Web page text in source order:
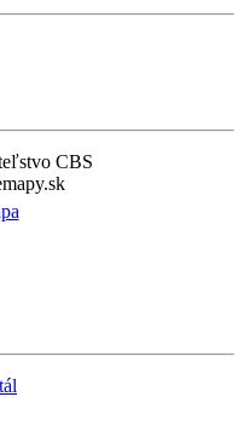
CBS